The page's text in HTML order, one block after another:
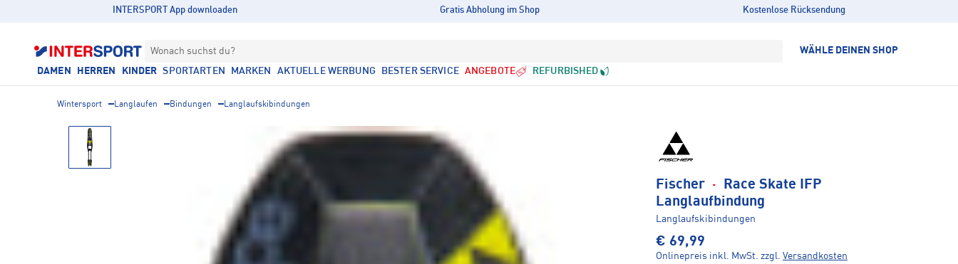
INTERSPORT App downloaden Gratis Abholung im Shop Kostenlose Rücksendung
Wonach suchst du? WÄHLE DEINEN SHOP
DAMEN HERREN KINDER SPORTARTEN MARKEN AKTUELLE WERBUNG BESTER SERVICE ANGEBOTE REFURBISHED
Wintersport Langlaufen Bindungen Langlaufskibindungen
Fischer · Race Skate IFP
Langlaufbindung
Langlaufskibindungen
€ 69,99
Onlinepreis inkl. MwSt. zzgl. Versandkosten